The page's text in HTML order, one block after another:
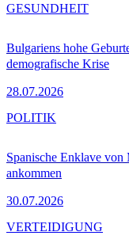
Bulgariens hohe
demografische Krise
28.07.2026
GESUNDHEIT
Spanische Enklave von
ankommen
30.07.2026
POLITIK
VERTEIDIGUNG